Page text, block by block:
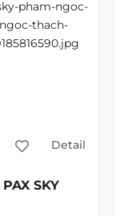
Detail
PAX SKY